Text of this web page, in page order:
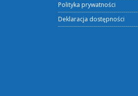
Polityka prywatności
Deklaracja dostępności